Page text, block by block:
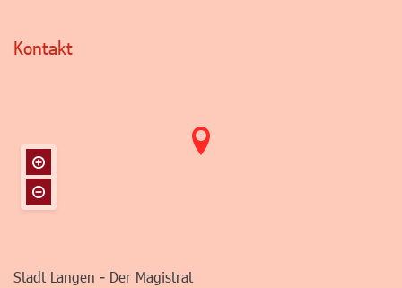
Kontakt
Stadt Langen - Der Magistrat